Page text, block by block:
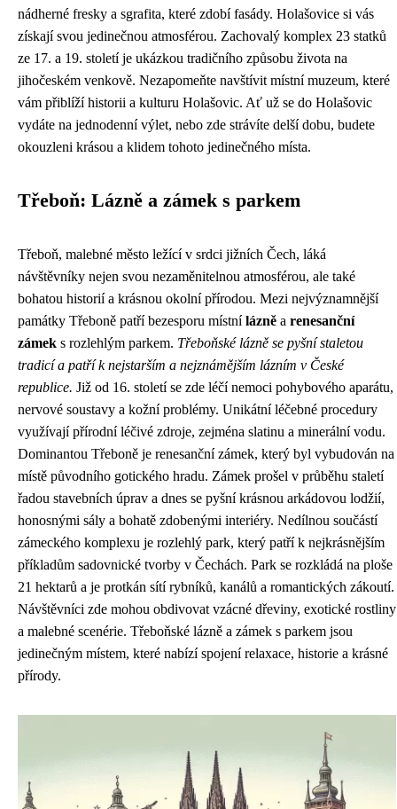
nádherné fresky a sgrafita, které zdobí fasády. Holašovice si vás
získají svou jedinečnou atmosférou. Zachovalý komplex 23 statků
ze 17. a 19. století je ukázkou tradičního způsobu života na
jihočeském venkově. Nezapomeňte navštívit místní muzeum, které
vám přiblíží historii a kulturu Holašovic. Ať už se do Holašovic
vydáte na jednodenní výlet, nebo zde strávíte delší dobu, budete
okouzleni krásou a klidem tohoto jedinečného místa.
Třeboň: Lázně a zámek s parkem
Třeboň, malebné město ležící v srdci jižních Čech, láká
návštěvníky nejen svou nezaměnitelnou atmosférou, ale také
bohatou historií a krásnou okolní přírodou. Mezi nejvýznamnější
památky Třeboně patří bezesporu místnílázně a renesanční
zámek s rozlehlým parkem. Třeboňské lázně se pyšní staletou
tradicí a patří k nejstarším a nejznámějším lázním v České
republice. Již od 16. století se zde léčí nemoci pohybového aparátu,
nervové soustavy a kožní problémy. Unikátní léčebné procedury
využívají přírodní léčivé zdroje, zejména slatinu a minerální vodu.
Dominantou Třeboně je renesanční zámek, který byl vybudován na
místě původního gotického hradu. Zámek prošel v průběhu staletí
řadou stavebních úprav a dnes se pyšní krásnou arkádovou lodžií,
honosnými sály a bohatě zdobenými interiéry. Nedílnou součástí
zámeckého komplexu je rozlehlý park, který patří k nejkrásnějším
příkladům sadovnické tvorby v Čechách. Park se rozkládá na ploše
21 hektarů a je protkán sítí rybníků, kanálů a romantických zákoutí.
Návštěvníci zde mohou obdivovat vzácné dřeviny, exotické rostliny
a malebné scenérie. Třeboňské lázně a zámek s parkem jsou
jedinečným místem, které nabízí spojení relaxace, historie a krásné
přírody.